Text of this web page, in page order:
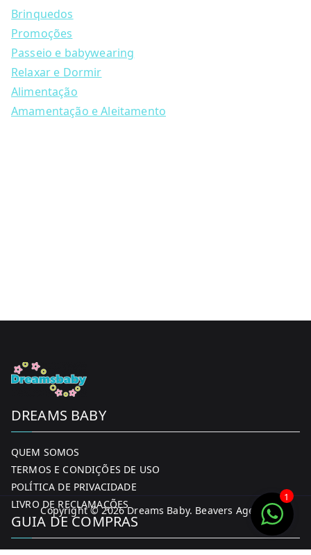
options
may
be
chosen
on
the
a
r
c
h
Brinquedos
Promoções
Passeio e babywearing
Relaxar e Dormir
Alimentação
Amamentação e Aleitamento
DREAMS BABY
QUEM SOMOS
TERMOS E CONDIÇÕES DE USO
POLÍTICA DE PRIVACIDADE
LIVRO DE RECLAMAÇÕES
GUIA DE COMPRAS
Copyright © 2026Dreams Baby. Beavers Agency
1